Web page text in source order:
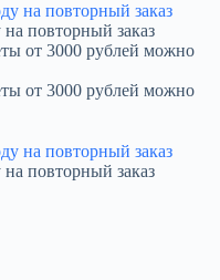
повторный заказ
от 3000 рублей можно
от 3000 рублей можно
повторный заказ